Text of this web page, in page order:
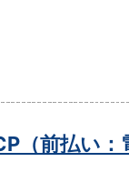
（前払い：